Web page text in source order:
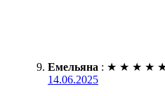
Емельяна : ★ ★ ★ ★
14.06.2025